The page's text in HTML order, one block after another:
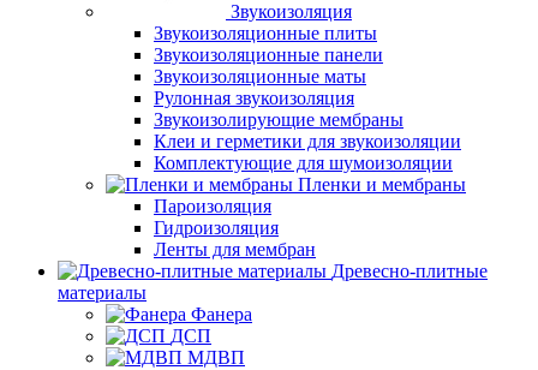
Звукоизоляция
Звукоизоляционные плиты
Звукоизоляционные панели
Звукоизоляционные маты
Рулонная звукоизоляция
Звукоизолирующие мембраны
Клеи и герметики для звукоизоляции
Комплектующие для шумоизоляции
Пленки и мембраны
Пароизоляция
Гидроизоляция
Ленты для мембран
Древесно-плитные
материалы
Фанера
ДСП
МДВП